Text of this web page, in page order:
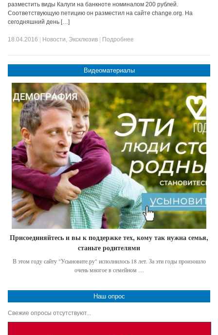
разместить виды Калуги на банкноте номиналом 200 рублей.
Соответствующую петицию он разместил на сайте change.org. На
сегодняшний день […]
18.04.2016 Новости, Эксклюзив Подробнее
Видеоматериалы
Присоединяйтесь и вы к поддержке тех, кому так нужна семья,
станьте родителями
В этом году сайту "Усыновите.ру" исполнилось 18 лет. За эти годы произошло
очень многое в семейном …
Наш опрос
Свежие опросы отсутствуют...